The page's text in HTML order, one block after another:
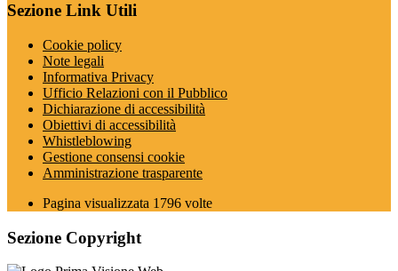
Sezione Link Utili
Cookie policy
Note legali
Informativa Privacy
Ufficio Relazioni con il Pubblico
Dichiarazione di accessibilità
Obiettivi di accessibilità
Whistleblowing
Gestione consensi cookie
Amministrazione trasparente
Pagina visualizzata 1796 volte
Sezione Copyright